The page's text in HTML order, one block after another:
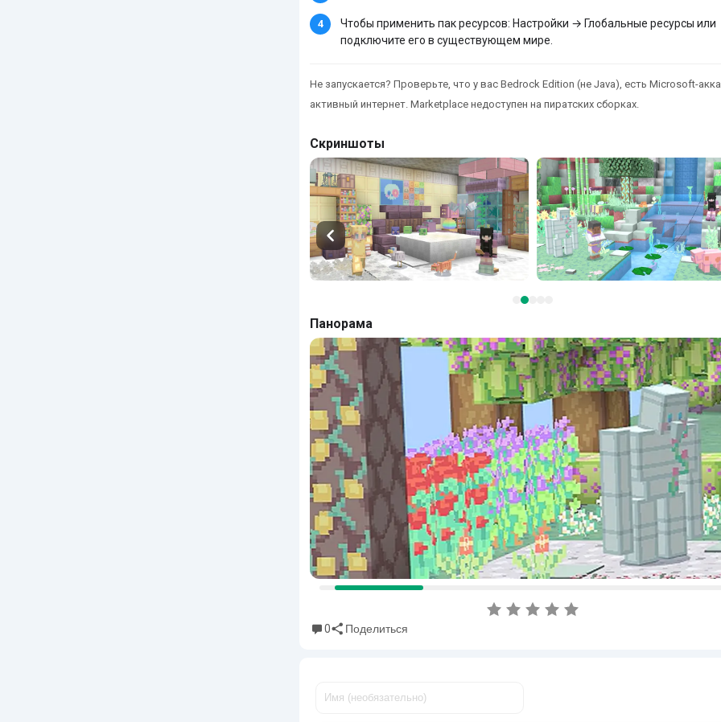
Чтобы применить пак ресурсов: Настройки → Глобальные ресурсы или
подключите его в существующем мире.
Не запускается? Проверьте, что у вас Bedrock Edition (не Java), есть Microsoft-
активный интернет. Marketplace недоступен на пиратских сборках.
Скриншоты
Панорама
0 Поделиться